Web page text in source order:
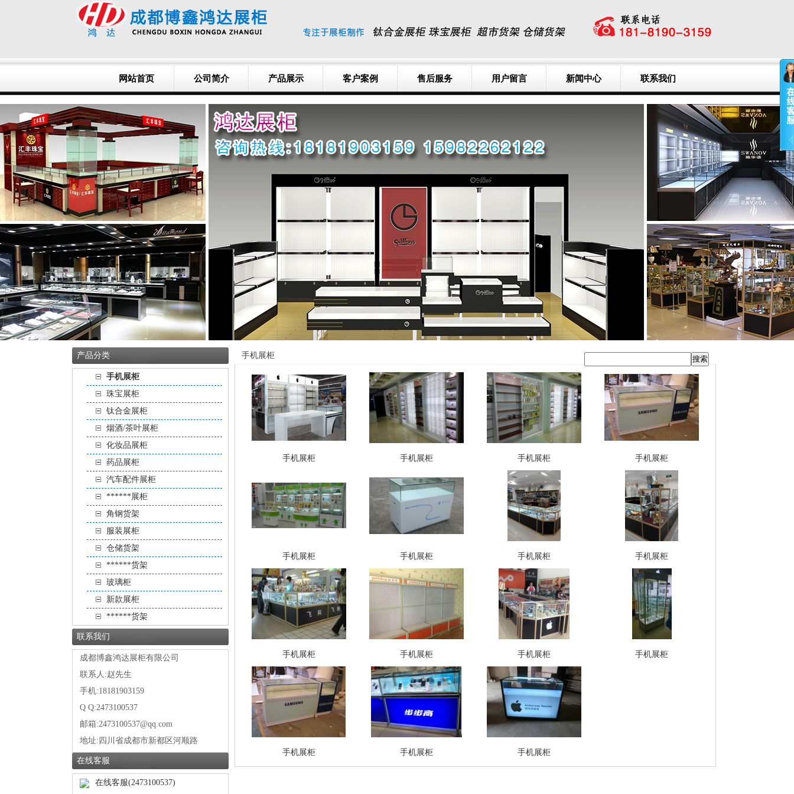
网站首页 公司简介 产品展示 客户案例 售后服务 用户留言 新闻中心 联系我们
产品分类
手机展柜
珠宝展柜
钛合金展柜
烟酒/茶叶展柜
化妆品展柜
药品展柜
汽车配件展柜
******展柜
角钢货架
服装展柜
仓储货架
******货架
玻璃柜
新款展柜
******货架
联系我们
成都博鑫鸿达展柜有限公司
联系人:赵先生
手机:18181903159
Q Q:2473100537
邮箱:2473100537@qq.com
地址: 四川省成都市新都区河顺路
在线客服
在线客服(2473100537)
手机展柜
手机展柜 手机展柜 手机展柜 手机展柜
手机展柜 手机展柜 手机展柜 手机展柜
手机展柜 手机展柜 手机展柜 手机展柜
手机展柜 手机展柜 手机展柜